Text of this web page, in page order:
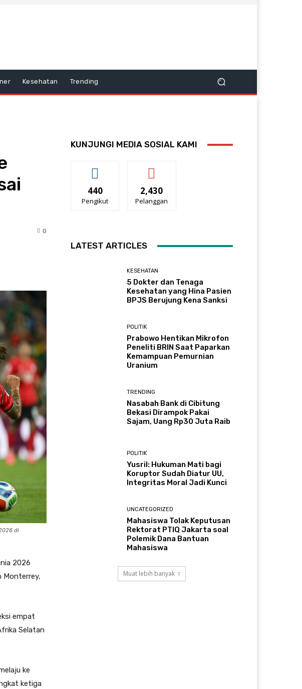
Kesehatan Trending
0
di
2026
Monterrey,
empat
Selatan
ke
ketiga
KUNJUNGI MEDIA SOSIAL KAMI
440
Pengikut
2,430
Pelanggan
LATEST ARTICLES
KESEHATAN
5 Dokter dan Tenaga
Kesehatan yang Hina Pasien
BPJS Berujung Kena Sanksi
POLITIK
Prabowo Hentikan Mikrofon
Peneliti BRIN Saat Paparkan
Kemampuan Pemurnian
Uranium
TRENDING
Nasabah Bank di Cibitung
Bekasi Dirampok Pakai
Sajam, Uang Rp30 Juta Raib
POLITIK
Yusril: Hukuman Mati bagi
Koruptor Sudah Diatur UU,
Integritas Moral Jadi Kunci
UNCATEGORIZED
Mahasiswa Tolak Keputusan
Rektorat PTIQ Jakarta soal
Polemik Dana Bantuan
Mahasiswa
Muat lebih banyak